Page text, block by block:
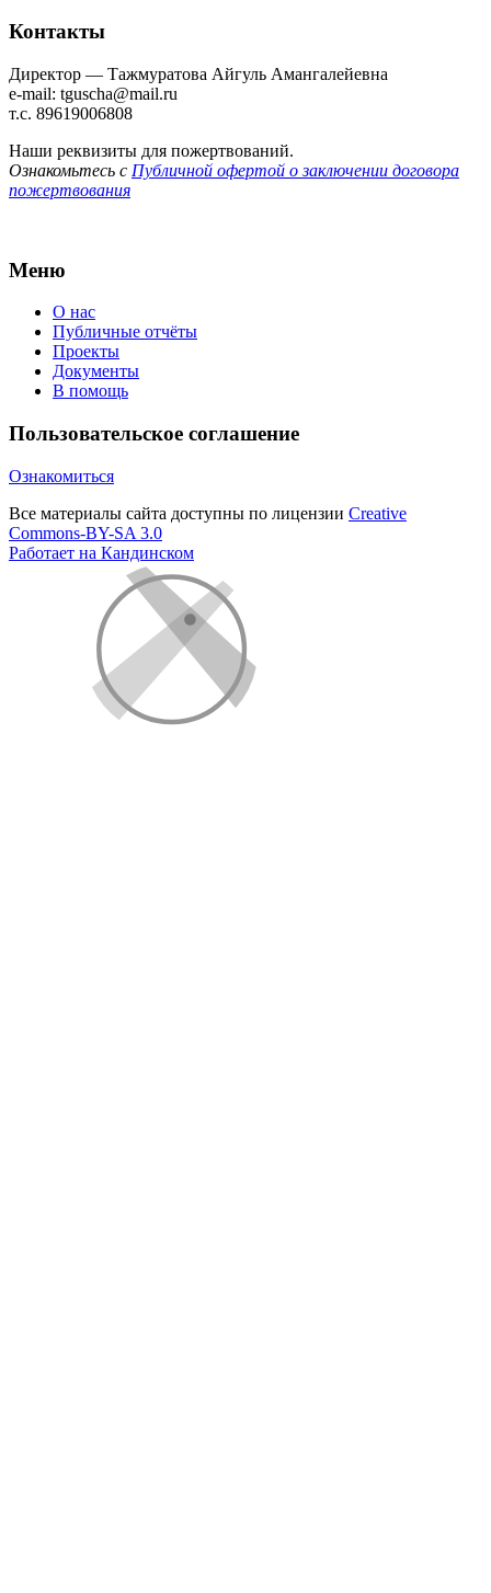
Контакты
Директор — Тажмуратова Айгуль Амангалейевна
e-mail: tguscha@mail.ru
т.с. 89619006808
Наши реквизиты для пожертвований.
Ознакомьтесь с Публичной офертой о заключении договора
пожертвования
Меню
О нас
Публичные отчёты
Проекты
Документы
В помощь
Пользовательское соглашение
Ознакомиться
Все материалы сайта доступны по лицензии Creative
Commons-BY-SA 3.0
Работает на Кандинском